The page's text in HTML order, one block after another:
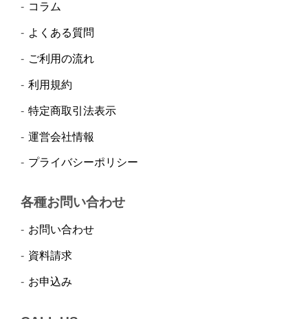
コラム
よくある質問
ご利用の流れ
利用規約
特定商取引法表示
運営会社情報
プライバシーポリシー
各種お問い合わせ
お問い合わせ
資料請求
お申込み